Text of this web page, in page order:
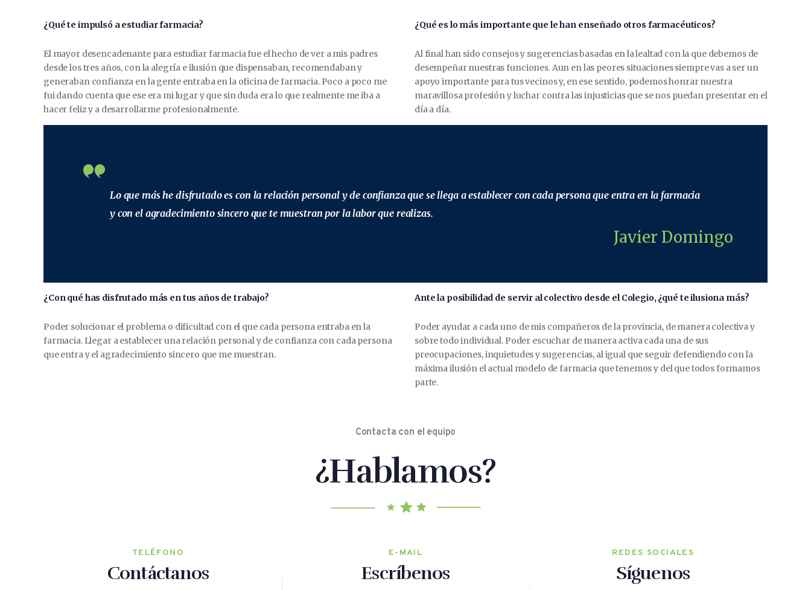
¿Qué te impulsó a estudiar farmacia?
El mayor desencadenante para estudiar farmacia fue el hecho de ver a mis padres
desde los tres años, con la alegría e ilusión que dispensaban, recomendaban y
generaban confianza en la gente entraba en la oficina de farmacia. Poco a poco me
fui dando cuenta que ese era mi lugar y que sin duda era lo que realmente me iba a
hacer feliz y a desarrollarme profesionalmente.
¿Qué es lo más importante que le han enseñado otros farmacéuticos?
Al final han sido consejos y sugerencias basadas en la lealtad con la que debemos de
desempeñar nuestras funciones. Aun en las peores situaciones siempre vas a ser un
apoyo importante para tus vecinos y, en ese sentido, podemos honrar nuestra
maravillosa profesión y luchar contra las injusticias que se nos puedan presentar en el
día a día.
Lo que más he disfrutado es con la relación personal y de confianza que se llega a establecer con cada persona que entra en la farmacia
y con el agradecimiento sincero que te muestran por la labor que realizas.
Javier Domingo
¿Con qué has disfrutado más en tus años de trabajo?
Poder solucionar el problema o dificultad con el que cada persona entraba en la
farmacia. Llegar a establecer una relación personal y de confianza con cada persona
que entra y el agradecimiento sincero que me muestran.
Ante la posibilidad de servir al colectivo desde el Colegio, ¿qué te ilusiona más?
Poder ayudar a cada uno de mis compañeros de la provincia, de manera colectiva y
sobre todo individual. Poder escuchar de manera activa cada una de sus
preocupaciones, inquietudes y sugerencias, al igual que seguir defendiendo con la
máxima ilusión el actual modelo de farmacia que tenemos y del que todos formamos
parte.
Contacta con el equipo
¿Hablamos?
TELÉFONO
Contáctanos
E-MAIL
Escríbenos
REDES SOCIALES
Síguenos